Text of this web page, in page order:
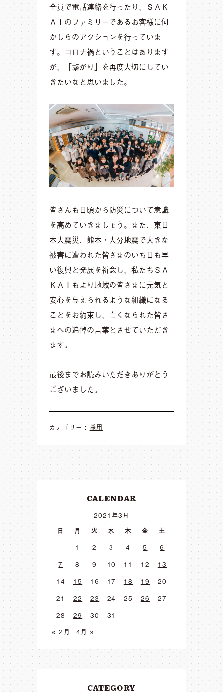
全員で電話連絡を行ったり、ＳＡＫ
ＡＩのファミリーであるお客様に何
かしらのアクションを行っていま
す。コロナ禍ということはあります
が、「繋がり」を再度大切にしてい
きたいなと思いました。
皆さんも日頃から防災について意識
を高めていきましょう。また、東日
本大震災、熊本・大分地震で大きな
被害に遭われた皆さまのいち日も早
い復興と発展を祈念し、私たちＳＡ
ＫＡＩもより地域の皆さまに元気と
安心を与えられるような組織になる
ことをお約束し、亡くなられた皆さ
まへの追悼の言葉とさせていただき
ます。
最後までお読みいただきありがとう
ございました。
カテゴリー : 採用
CALENDAR
2021年3月
日
月 火 水 木 金
土
1
2 3 4 5
6
7
8 9 10 11 12
13
14
15 16 17 18 19
20
21
22 23 24 25 26
27
28
29 30
31
« 2月
4月 »
CATEGORY